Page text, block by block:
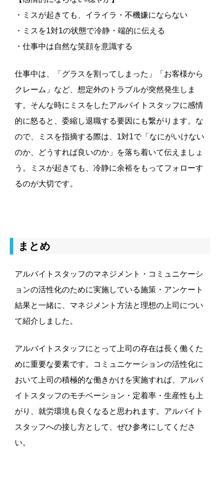
・ミスが起きても、イライラ・不機嫌にならない
・ミスを1対1の状態で冷静・端的に伝える
・仕事中は自然な笑顔を意識する
仕事中は、「グラスを割ってしまった」「お客様から
クレーム」など、想定外のトラブルが突然発生しま
す。そんな時にミスをしたアルバイトスタッフに感情
的に怒ると、委縮し退職する要因にも繋がります。な
ので、ミスを指摘する際は、1対1で「なにがいけない
のか、どうすれば良いのか」を落ち着いて伝えましょ
う。ミスが起きても、冷静に余裕をもってフォローす
るのが大切です。
まとめ
アルバイトスタッフのマネジメント・コミュニケーシ
ョンの活性化のために実施している施策・アンケート
結果と一緒に、マネジメント方法と理想の上司につい
て紹介しました。
アルバイトスタッフにとって上司の存在は長く働くた
めに重要な要素です。コミュニケーションの活性化に
おいて上司の積極的な働きかけを実施すれば、アルバ
イトスタッフのモチベーション・定着率・生産性も上
がり、就労環境も良くなると思われます。アルバイト
スタッフへの接し方として、ぜひ参考にしてくださ
い。